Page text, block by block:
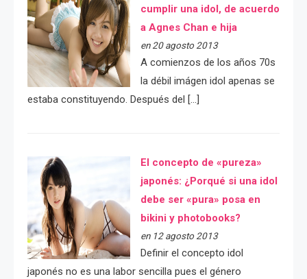
cumplir una idol, de acuerdo
a Agnes Chan e hija
en 20 agosto 2013
A comienzos de los años 70s
la débil imágen idol apenas se
estaba constituyendo. Después del […]
El concepto de «pureza»
japonés: ¿Porqué si una idol
debe ser «pura» posa en
bikini y photobooks?
en 12 agosto 2013
Definir el concepto idol
japonés no es una labor sencilla pues el género